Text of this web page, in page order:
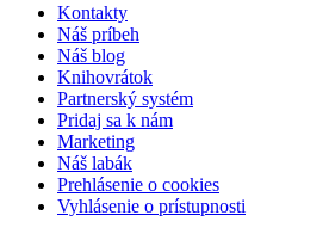
Kontakty
Náš príbeh
Náš blog
Knihovrátok
Partnerský systém
Pridaj sa k nám
Marketing
Náš labák
Prehlásenie o cookies
Vyhlásenie o prístupnosti